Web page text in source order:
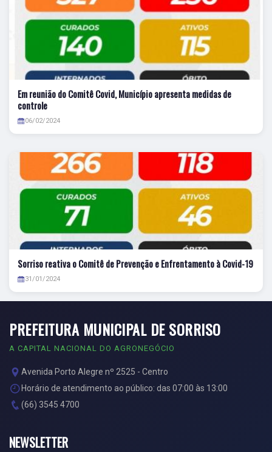
Em reunião do Comitê Covid, Município apresenta medidas de
controle
06/02/2024
Sorriso reativa o Comitê de Prevenção e Enfrentamento à Covid-19
31/01/2024
PREFEITURA MUNICIPAL DE SORRISO
A CAPITAL NACIONAL DO AGRONEGÓCIO
Avenida Porto Alegre nº 2525 - Centro
Horário de atendimento ao público: das 07:00 às 13:00
(66) 3545 4700
NEWSLETTER